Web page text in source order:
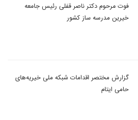
فوت مرحوم دکتر ناصر قفلی رئیس جامعه
خیرین مدرسه ساز کشور
گزارش مختصر اقدامات شبکه ملی خیریه‌های
حامی ایتام